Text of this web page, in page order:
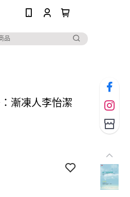
漸凍人李怡潔